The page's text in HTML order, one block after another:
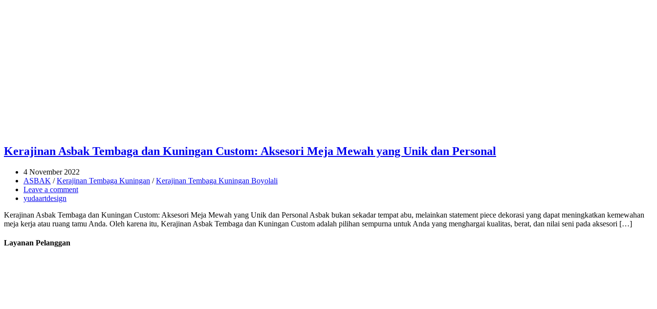
Kerajinan Asbak Tembaga dan Kuningan Custom: Aksesori Meja Mewah yang Unik dan Personal
4 November 2022
ASBAK /Kerajinan Tembaga Kuningan /Kerajinan Tembaga Kuningan Boyolali
Leave a comment
yudaartdesign
Kerajinan Asbak Tembaga dan Kuningan Custom: Aksesori Meja Mewah yang Unik dan Personal Asbak bukan sekadar tempat abu, melainkan statement piece dekorasi yang dapat meningkatkan kemewahan
meja kerja atau ruang tamu Anda. Oleh karena itu, Kerajinan Asbak Tembaga dan Kuningan Custom adalah pilihan sempurna untuk Anda yang menghargai kualitas, berat, dan nilai seni pada aksesori […]
Layanan Pelanggan